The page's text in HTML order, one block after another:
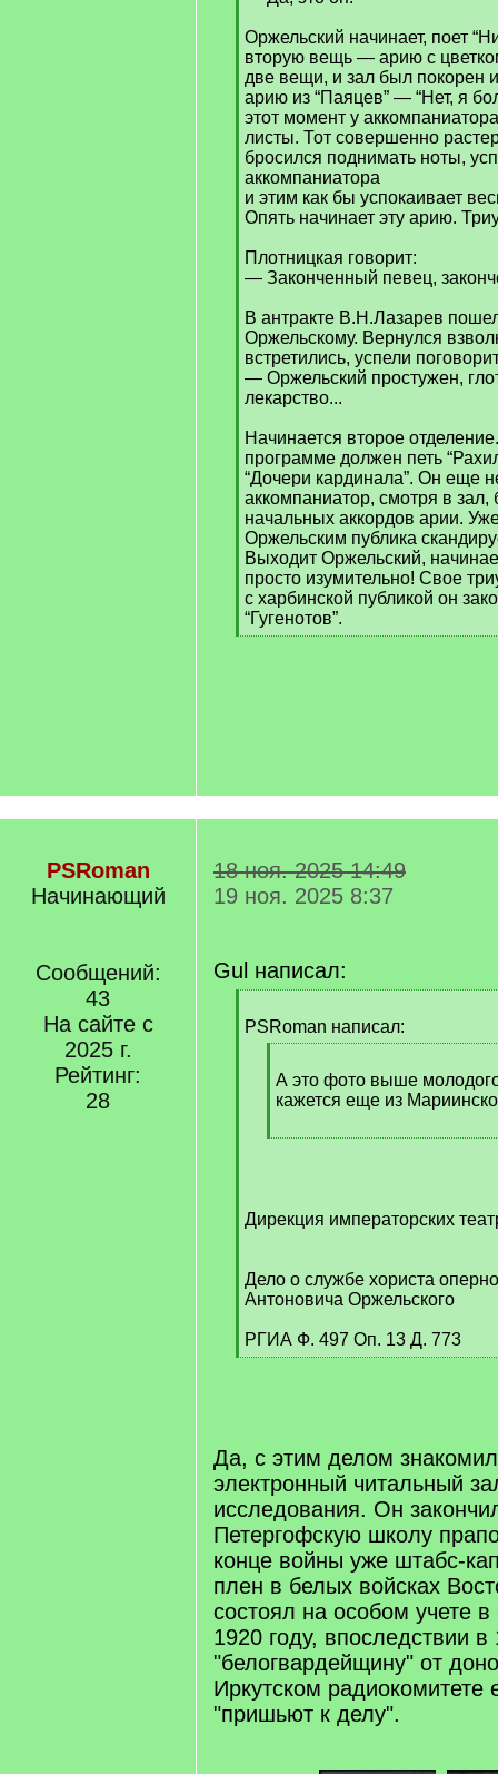
Оржельский начинает, поет
вторую вещь — арию с
две вещи, и зал был покорен
арию из “Паяцев” — “Нет, я
этот момент у
листы. Тот совершенно
бросился поднимать ноты,
аккомпаниатора
и этим как бы успокаивает
Опять начинает эту арию.
Плотницкая говорит:
— Законченный певец,
В антракте В.Н.Лазарев
Оржельскому. Вернулся
встретились, успели
— Оржельский простужен,
лекарство...
Начинается второе
программе должен петь
“Дочери кардинала”. Он еще
аккомпаниатор, смотря в зал,
начальных аккордов арии.
Оржельским публика
Выходит Оржельский,
просто изумительно! Свое
с харбинской публикой он
“Гугенотов”.
[
PSRoman
Начинающий
Сообщений:
43
На сайте с
2025 г.
Рейтинг:
28
18 ноя. 2025 14:49
19 ноя. 2025 8:37
Gul написал:
q
PSRoman написал:
q
]
А это фото выше
кажется еще из
[
Дирекция императорских
Дело о службе хориста
Антоновича Оржельского
РГИА Ф. 497 Оп. 13 Д. 773
[
Да, с этим делом
электронный читальный
исследования. Он
Петергофскую школу
конце войны уже штабс-
плен в белых войсках
состоял на особом учете
1920 году, впоследствии в
"белогвардейщину" от
Иркутском радиокомитете
"пришьют к делу".